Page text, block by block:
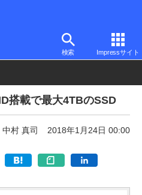
検索 Impressサイト
Samsung
搭載で最大4TBのSSD
中村 真司 2018年1月24日 00:00